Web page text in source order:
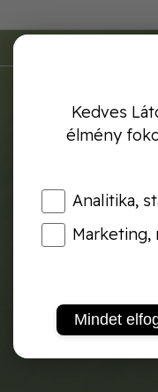
Kedves
élmény
Analitika,
Marketing,
Mindet